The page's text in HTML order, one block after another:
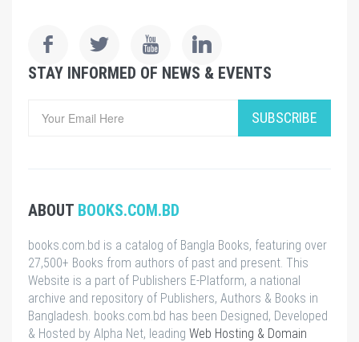
STAY INFORMED OF NEWS & EVENTS
SUBSCRIBE
ABOUT BOOKS.COM.BD
books.com.bd is a catalog of Bangla Books, featuring over
27,500+ Books from authors of past and present. This
Website is a part of Publishers E-Platform, a national
archive and repository of Publishers, Authors & Books in
Bangladesh. books.com.bd has been Designed, Developed
& Hosted by Alpha Net, leading Web Hosting & Domain